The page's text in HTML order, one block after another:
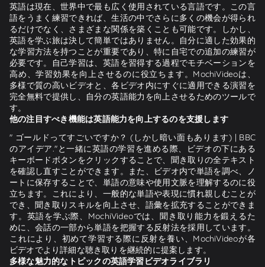
英語は現在、世界中で最も広く使用されている言語です。この言
語をうまく練習できれば、生活の中でさらに多くの機会が得られ
るだけでなく、さまざまな関係を築くことも可能です。しかし、
英語を学ぶ旅は決して簡単ではありません。自分に適した効果的
な学習方法を持つことが重要であり、特に自宅での追加の練習が
必要です。自己学習は、英語を習得する過程でモチベーションを
高め、学習効果を向上させるのに役立ちます。MochiVideoは、
多様で質の高いビデオと、各ビデオ内にすぐに適用できる演習を
完全無料で提供し、自分の英語能力を向上させるためのツールで
す。
他の注目すべき機能は英語能力を向上するのを支援します
" ゴールドってすごいですか？ (しかし暗い面もあります) | BBC
のアイデア."と一緒に英語の学習を進める際、ビデオの下にある
キーボードボタンをクリックすることで、聞き取りの全テキスト
を確認し直すことができます。また、ビデオ内で単語を調べ、ノ
ートに保存することで、単語の意味や使用文脈を理解するのに役
立ちます。これにより、一般的な単語や表現に慣れ親しむことが
でき、聞き取りスキルを向上させ、語彙を拡充することができま
す。英語を学ぶ際、MochiVideoでは、聞き取り能力を鍛えるた
めに、会話の一部から単語を把握する反射法を採用しています。
これにより、初めて学習する際に反射を養い、MochiVideoが各
ビデオでより詳細な聴き取りを継続的に提案します。
多様な魅力的なトピックの英語学習ビデオライブラリ